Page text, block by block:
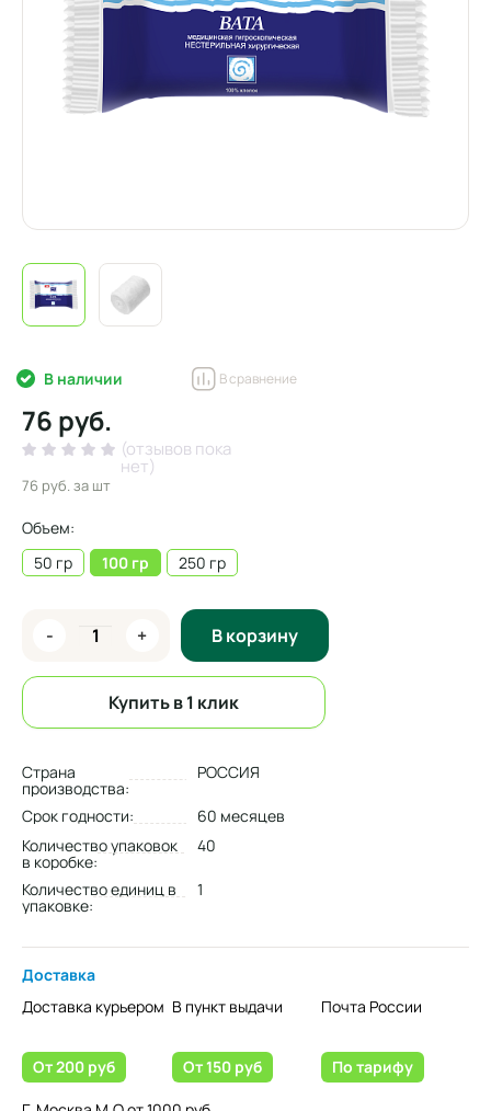
В наличии
76 руб.
В сравнение
(отзывов пока
нет)
76 руб.за шт
Объем:
50 гр
100 гр 250 гр
- + В корзину
Купить в 1 клик
Страна
производства:
РОССИЯ
Срок годности:
60 месяцев
Количество упаковок
в коробке:
40
Количество единиц в
упаковке:
1
Доставка
Доставка курьером
От 200 руб
В пункт выдачи
От 150 руб
Почта России
По тарифу